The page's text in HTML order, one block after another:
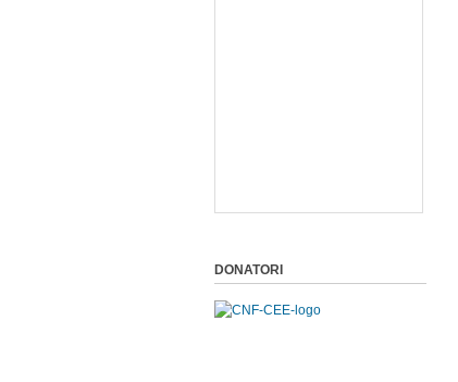
DONATORI